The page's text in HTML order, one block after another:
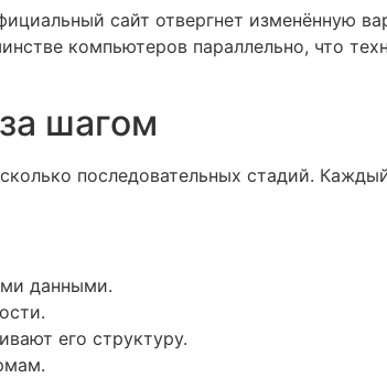
сайт отвергнет изменённую
компьютеров параллельно, что
шагом
последовательных стадий.
данными.
его структуру.